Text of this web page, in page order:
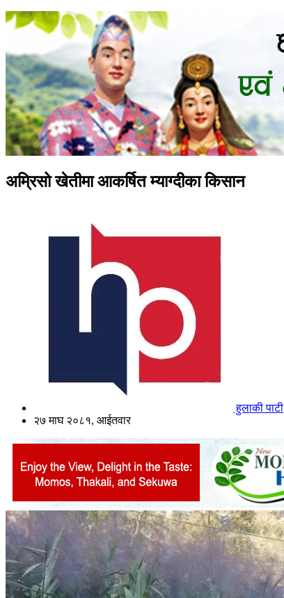
अम्रिसो खेतीमा आकर्षित म्याग्दीका किसान
हुलाकी पाटी
२७ माघ २०८१, आईतवार